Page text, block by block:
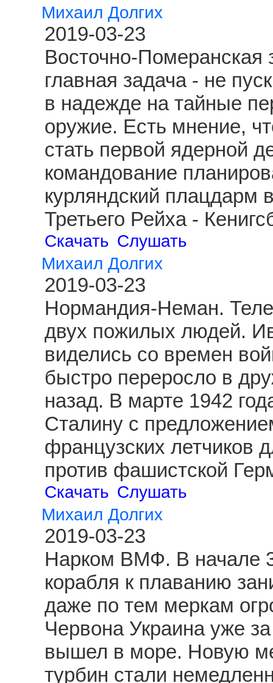
Михаил Долгих
2019-03-23
Восточно-Померанская
главная задача - не
в надежде на тайные
оружие. Есть мнение,
стать первой ядерной
командование
курляндский плацдарм
Третьего Рейха -
Скачать Слушать
Михаил Долгих
2019-03-23
Нормандия-Неман.
двух пожилых людей.
виделись со времен
быстро переросло в
назад. В марте 1942
Сталину с
французских летчиков
против фашистской
Скачать Слушать
Михаил Долгих
2019-03-23
Нарком ВМФ. В начале
корабля к плаванию
даже по тем меркам
Червона Украина уже
вышел в море. Новую
турбин стали